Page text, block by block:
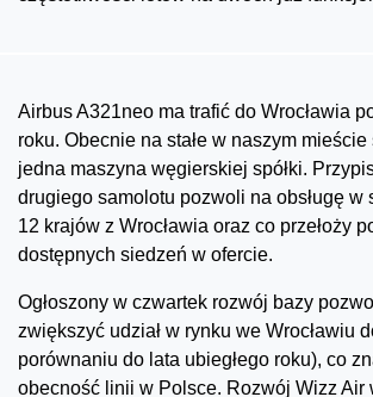
Airbus A321neo ma trafić do Wrocławia
roku. Obecnie na stałe w naszym
jedna maszyna węgierskiej spółki.
drugiego samolotu pozwoli na obsługę w
12 krajów z Wrocławia oraz co przełoży
dostępnych siedzeń w ofercie.
Ogłoszony w czwartek rozwój bazy
zwiększyć udział w rynku we Wrocławiu
porównaniu do lata ubiegłego roku), co
obecność linii w Polsce. Rozwój Wizz Air